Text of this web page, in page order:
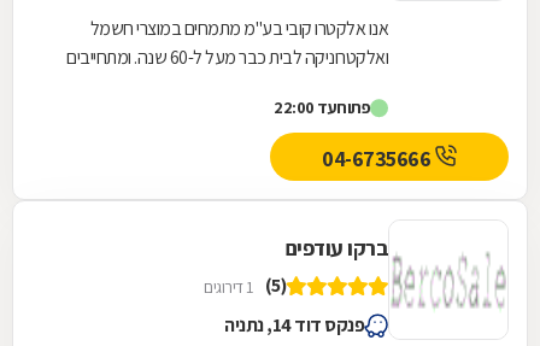
אנו אלקטרו קובי בע"מ מתמחים במוצרי חשמל
ואלקטרוניקה לבית כבר מעל ל-60 שנה. ומתחייבים
המותגים בעולם,...
פתוחעד 22:00
ברקו עודפים
(5) 1 דירוגים
פנקס דוד 14, נתניה